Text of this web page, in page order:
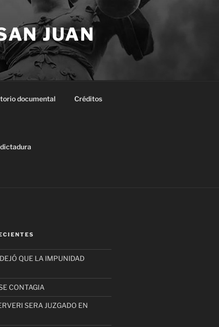
JUAN
documental Créditos
QUE LA IMPUNIDAD
CONTAGIA
SERA JUZGADO EN